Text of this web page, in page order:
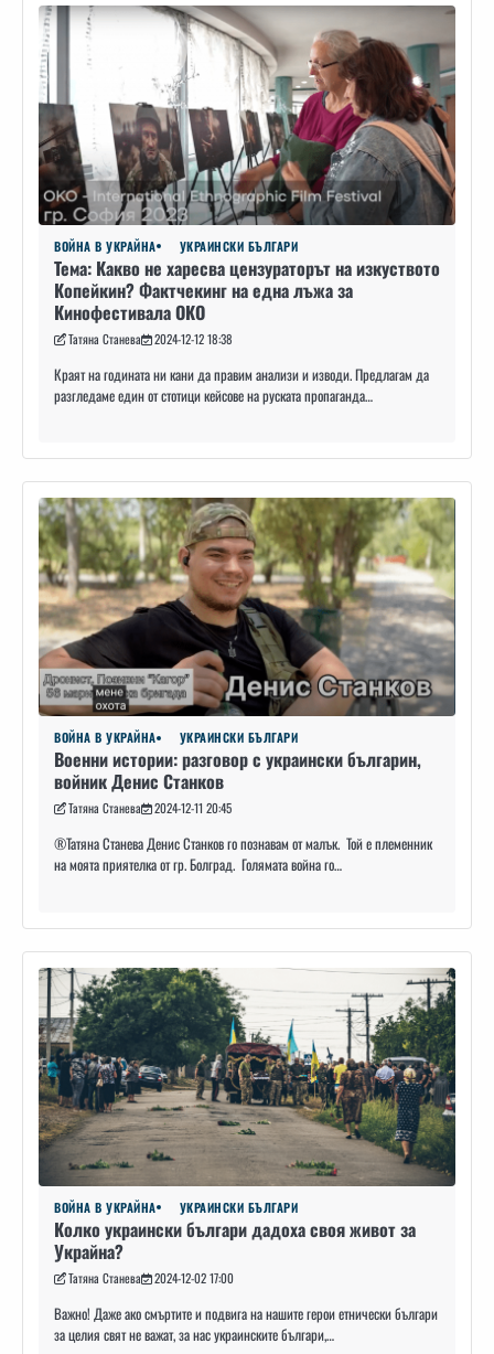
ВОЙНА В УКРАЙНА УКРАИНСКИ БЪЛГАРИ
Тема: Какво не харесва цензураторът на изкуството
Копейкин? Фактчекинг на една лъжа за
Кинофестивала ОКО
Татяна Станева 2024-12-12 18:38
Краят на годината ни кани да правим анализи и изводи. Предлагам да
разгледаме един от стотици кейсове на руската пропаганда…
ВОЙНА В УКРАЙНА УКРАИНСКИ БЪЛГАРИ
Военни истории: разговор с украински българин,
войник Денис Станков
Татяна Станева 2024-12-11 20:45
®️Татяна Станева Денис Станков го познавам от малък. Той е племенник
на моята приятелка от гр. Болград. Голямата война го…
ВОЙНА В УКРАЙНА УКРАИНСКИ БЪЛГАРИ
Колко украински българи дадоха своя живот за
Украйна?
Татяна Станева 2024-12-02 17:00
Важно! Даже ако смъртите и подвига на нашите герои етнически българи
за целия свят не важат, за нас украинските българи,…